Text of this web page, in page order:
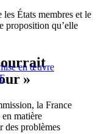
États membres et le
proposition qu’elle
en œuvre
»
la France
matière
des problèmes